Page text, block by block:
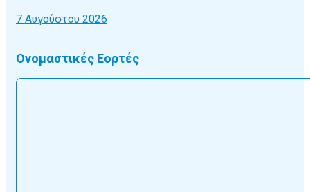
7 Αυγούστου 2026
Ονομαστικές Εορτές